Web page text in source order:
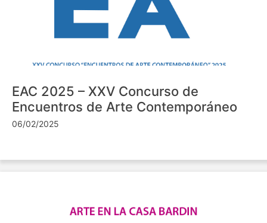
EAC 2025 – XXV Concurso de
Encuentros de Arte Contemporáneo
06/02/2025